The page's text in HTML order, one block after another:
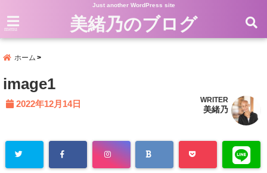
Just another WordPress site
menu 美緒乃のブログ
ホーム
image1
2022年12月14日 WRITER
美緒乃